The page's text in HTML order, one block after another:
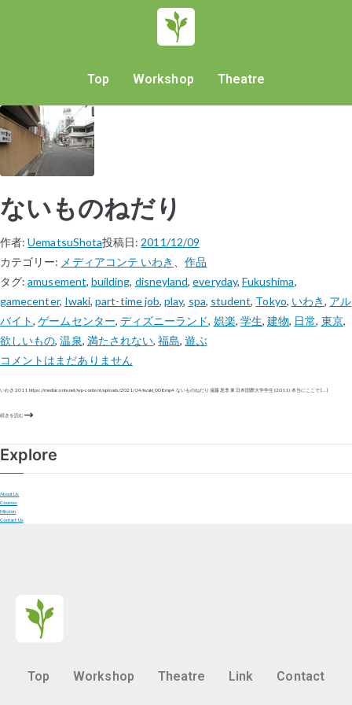
Top Workshop Theatre
ないものねだり
作者:UematsuShota投稿日: 2011/12/09
カテゴリー: メディアコンテ いわき 、作品
タグ:amusement, building, disneyland,everyday, Fukushima,
gamecenter, Iwaki,part-time job,play, spa, student, Tokyo, いわき, アル
バイト,ゲームセンター, ディズニーランド, 娯楽, 学生, 建物, 日常, 東京,
欲しいもの,温泉, 満たされない,福島,遊ぶ
コメントはまだありません
いわき 2011 https://mediaconte.net/wp-content/uploads/2021/04/iwaki_008.mp4 ないものねだり 遠藤 恵李 東日本国際大学学生 (2011) 本当にここで […]
続きを読む
Explore
About Us
Courses
Mission
Contact Us
Top Workshop Theatre Link Contact